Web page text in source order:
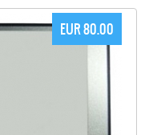
EUR 80.00